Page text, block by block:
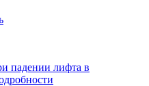
падении лифта в